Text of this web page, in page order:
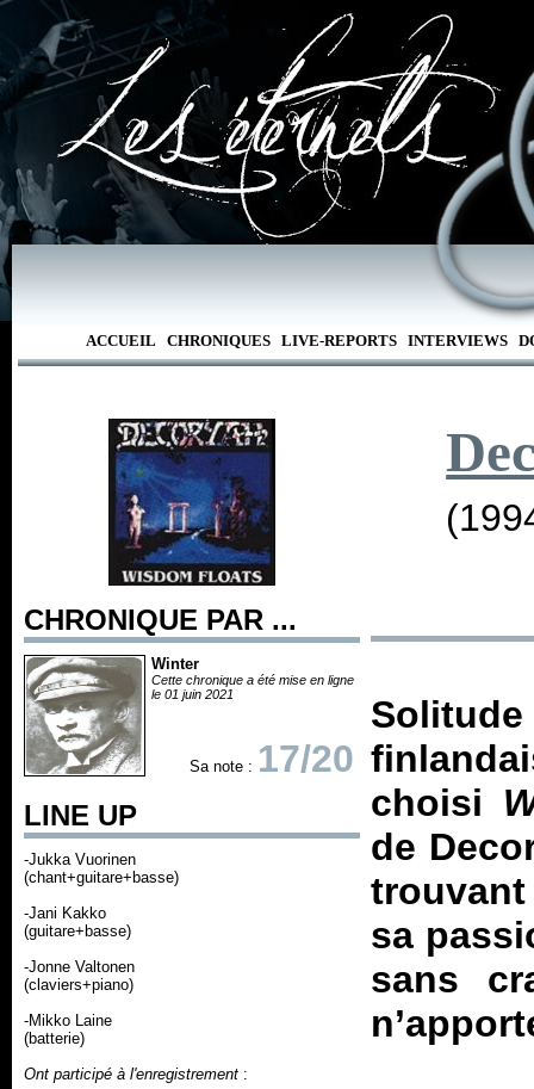
ACCUEIL CHRONIQUES LIVE-REPORTS INTERVIEWS
CHRONIQUE PAR ...
Winter
Cette chronique a été mise en ligne
le 01 juin 2021
Sa note : 17/20
LINE UP
-Jukka Vuorinen
(chant+guitare+basse)
-Jani Kakko
(guitare+basse)
-Jonne Valtonen
(claviers+piano)
-Mikko Laine
(batterie)
Ont participé à l'enregistrement :
choisi
de
sa
sans